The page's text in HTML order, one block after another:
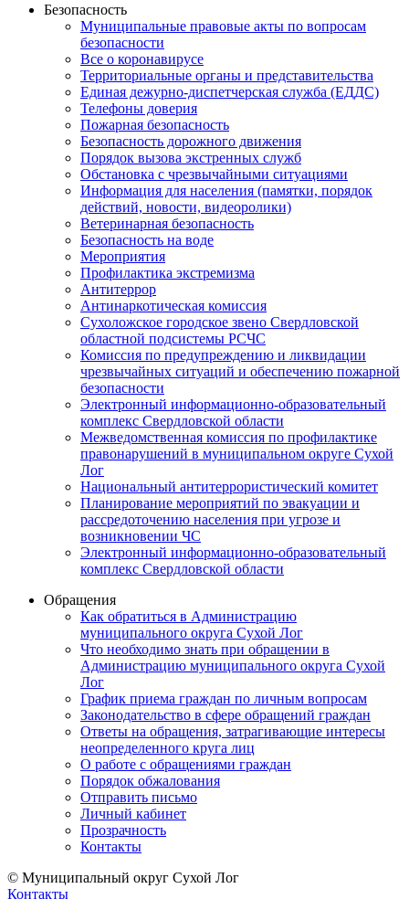
Безопасность
Муниципальные правовые акты по вопросам
безопасности
Все о коронавирусе
Территориальные органы и представительства
Единая дежурно-диспетчерская служба (ЕДДС)
Телефоны доверия
Пожарная безопасность
Безопасность дорожного движения
Порядок вызова экстренных служб
Обстановка с чрезвычайными ситуациями
Информация для населения (памятки, порядок
действий, новости, видеоролики)
Ветеринарная безопасность
Безопасность на воде
Мероприятия
Профилактика экстремизма
Антитеррор
Антинаркотическая комиссия
Сухоложское городское звено Свердловской
областной подсистемы РСЧС
Комиссия по предупреждению и ликвидации
чрезвычайных ситуаций и обеспечению пожарной
безопасности
Электронный информационно-образовательный
комплекс Cвердловской области
Межведомственная комиссия по профилактике
правонарушений в муниципальном округе Сухой
Лог
Национальный антитеррористический комитет
Планирование мероприятий по эвакуации и
рассредоточению населения при угрозе и
возникновении ЧС
Электронный информационно-образовательный
комплекс Свердловской области
Обращения
Как обратиться в Администрацию
муниципального округа Сухой Лог
Что необходимо знать при обращении в
Администрацию муниципального округа Сухой
Лог
График приема граждан по личным вопросам
Законодательство в сфере обращений граждан
Ответы на обращения, затрагивающие интересы
неопределенного круга лиц
О работе с обращениями граждан
Порядок обжалования
Отправить письмо
Личный кабинет
Прозрачность
Контакты
© Муниципальный округ Сухой Лог
Контакты